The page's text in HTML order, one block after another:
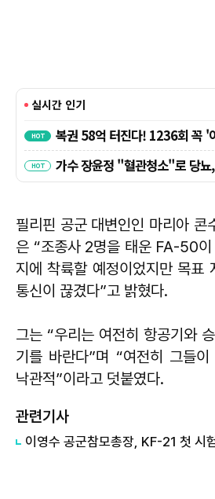
필리핀 공군 대변인인 마리아 콘
은 “조종사 2명을 태운 FA-50이
지에 착륙할 예정이었지만 목표
통신이 끊겼다”고 밝혔다.
그는 “우리는 여전히 항공기와
기를 바란다”며 “여전히 그들
낙관적”이라고 덧붙였다.
관련기사
이영수 공군참모총장, KF-21 첫 시